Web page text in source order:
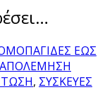
ΕΩΣ
, ΣΥΣΚΕΥΕΣ